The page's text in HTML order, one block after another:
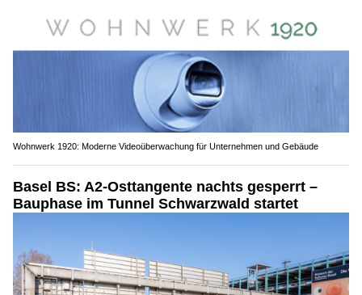
Wohnwerk 1920: Moderne Videoüberwachung für Unternehmen und Gebäude
Basel BS: A2-Osttangente nachts gesperrt –
Bauphase im Tunnel Schwarzwald startet